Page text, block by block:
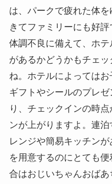
は、パークで疲れた体
きてファミリーにも好
体調不良に備えて、ホ
があるかどうかもチェ
ね。ホテルによっては
ギフトやシールのプレ
り、チェックインの時
ンが上がりますよ。連
レンジや簡易キッチン
を用意するのにとても
合はおじいちゃんおば